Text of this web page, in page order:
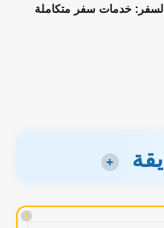
خدمات سفر متكاملة
+
!